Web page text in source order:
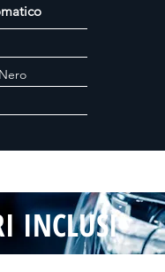
INCLUSI